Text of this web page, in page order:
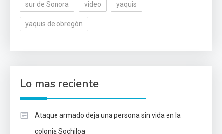
sur de Sonora video yaquis
yaquis de obregón
Lo mas reciente
Ataque armado deja una persona sin vida en la
colonia Sochiloa